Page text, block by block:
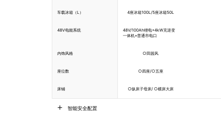
车载冰箱（L） 4座冰箱100L/5座冰箱50L
48V电能系统
48V/100Ah锂电+4kW充逆变
一体机+普通市电口
内饰风格 ○田园风
座位数 ○四座/○五座
床铺 ○纵床子母床/ ○横床大床
智能安全配置